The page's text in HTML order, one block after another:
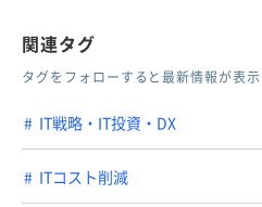
関連タグ
タグをフォローすると最新情報が表
IT戦略・IT投資・DX
ITコスト削減